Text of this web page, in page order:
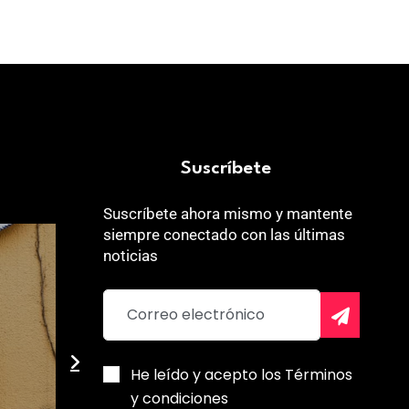
Suscríbete
Suscríbete ahora mismo y mantente
siempre conectado con las últimas
noticias
He leído y acepto los Términos
y condiciones